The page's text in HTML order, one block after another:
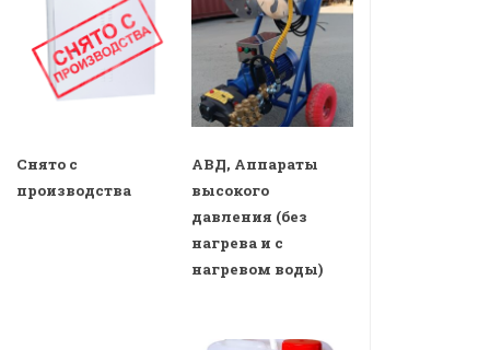
Снято с
производства
АВД, Аппараты
высокого
давления (без
нагрева и с
нагревом воды)